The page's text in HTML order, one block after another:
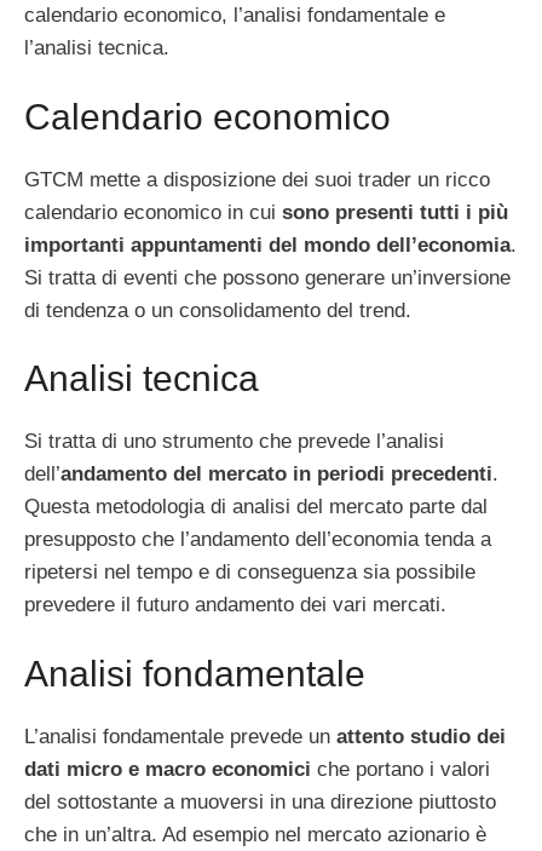
calendario economico, l’analisi fondamentale e
l’analisi tecnica.
Calendario economico
GTCM mette a disposizione dei suoi trader un ricco
calendario economico in cui sono presenti tutti i più
importanti appuntamenti del mondo dell’economia.
Si tratta di eventi che possono generare un’inversione
di tendenza o un consolidamento del trend.
Analisi tecnica
Si tratta di uno strumento che prevede l’analisi
dell’andamento del mercato in periodi precedenti.
Questa metodologia di analisi del mercato parte dal
presupposto che l’andamento dell’economia tenda a
ripetersi nel tempo e di conseguenza sia possibile
prevedere il futuro andamento dei vari mercati.
Analisi fondamentale
L’analisi fondamentale prevede un attento studio dei
dati micro e macro economici che portano i valori
del sottostante a muoversi in una direzione piuttosto
che in un’altra. Ad esempio nel mercato azionario è